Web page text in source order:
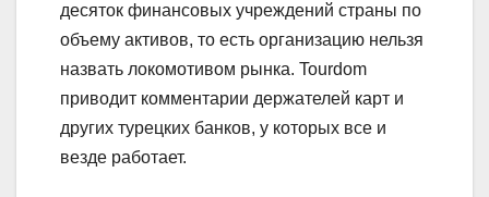
десяток финансовых учреждений страны по
объему активов, то есть организацию нельзя
назвать локомотивом рынка. Tourdom
приводит комментарии держателей карт и
других турецких банков, у которых все и
везде работает.